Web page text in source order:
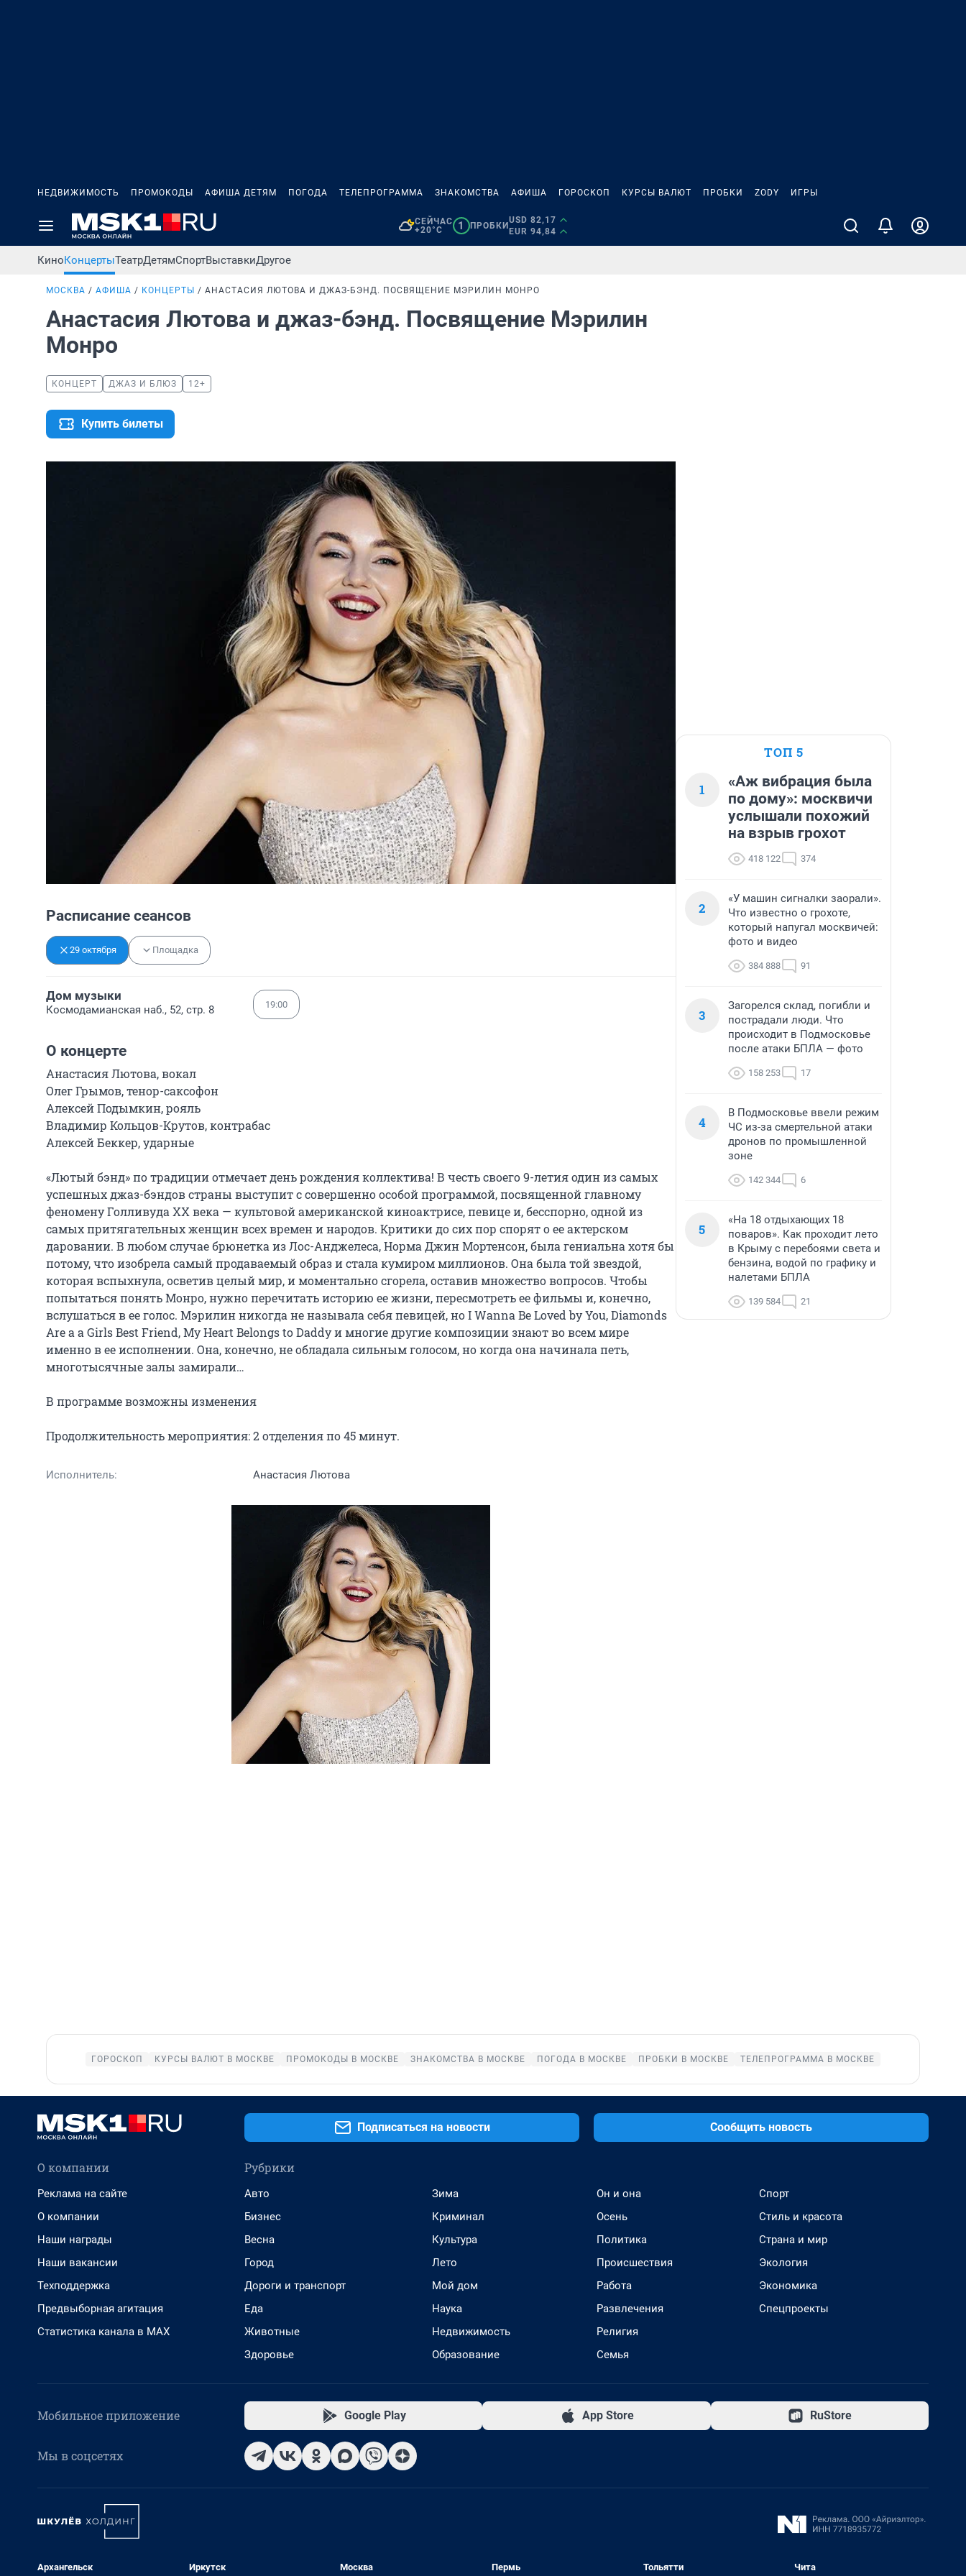
НЕДВИЖИМОСТЬ ПРОМОКОДЫ АФИША ДЕТЯМ ПОГОДА ТЕЛЕПРОГРАММА ЗНАКОМСТВА АФИША ГОРОСКОП КУРСЫ ВАЛЮТ ПРОБКИ ZODY ИГРЫ
СЕЙЧАС
+20°C
1 ПРОБКИ
USD 82,17
EUR 94,84
КиноКонцертыТеатрДетямСпортВыставкиДругое
МОСКВА АФИША КОНЦЕРТЫ АНАСТАСИЯ ЛЮТОВА И ДЖАЗ-БЭНД. ПОСВЯЩЕНИЕ МЭРИЛИН МОНРО
Анастасия Лютова и джаз-бэнд. Посвящение Мэрилин
Монро
КОНЦЕРТ ДЖАЗ И БЛЮЗ 12+
Купить билеты
Расписание сеансов
29 октября Площадка
Дом музыки
Космодамианская наб., 52, стр. 8 19:00
О концерте
Анастасия Лютова, вокал
Олег Грымов, тенор-саксофон
Алексей Подымкин, рояль
Владимир Кольцов-Крутов, контрабас
Алексей Беккер, ударные
«Лютый бэнд» по традиции отмечает день рождения коллектива! В честь своего 9-летия один из самых
успешных джаз-бэндов страны выступит с совершенно особой программой, посвященной главному
феномену Голливуда XX века — культовой американской киноактрисе, певице и, бесспорно, одной из
самых притягательных женщин всех времен и народов. Критики до сих пор спорят о ее актерском
даровании. В любом случае брюнетка из Лос-Анджелеса, Норма Джин Мортенсон, была гениальна хотя бы
потому, что изобрела самый продаваемый образ и стала кумиром миллионов. Она была той звездой,
которая вспыхнула, осветив целый мир, и моментально сгорела, оставив множество вопросов. Чтобы
попытаться понять Монро, нужно перечитать историю ее жизни, пересмотреть ее фильмы и, конечно,
вслушаться в ее голос. Мэрилин никогда не называла себя певицей, но I Wanna Be Loved by You, Diamonds
Are a a Girls Best Friend, My Heart Belongs to Daddy и многие другие композиции знают во всем мире
именно в ее исполнении. Она, конечно, не обладала сильным голосом, но когда она начинала петь,
многотысячные залы замирали…
В программе возможны изменения
Продолжительность мероприятия: 2 отделения по 45 минут.
Исполнитель: Анастасия Лютова
ТОП 5
1
«Аж вибрация была
по дому»: москвичи
услышали похожий
на взрыв грохот
418 122 374
2
«У машин сигналки заорали».
Что известно о грохоте,
который напугал москвичей:
фото и видео
384 888 91
3
Загорелся склад, погибли и
пострадали люди. Что
происходит в Подмосковье
после атаки БПЛА — фото
158 253 17
4
В Подмосковье ввели режим
ЧС из-за смертельной атаки
дронов по промышленной
зоне
142 344 6
5
«На 18 отдыхающих 18
поваров». Как проходит лето
в Крыму с перебоями света и
бензина, водой по графику и
налетами БПЛА
139 584 21
ГОРОСКОП КУРСЫ ВАЛЮТ В МОСКВЕ ПРОМОКОДЫ В МОСКВЕ ЗНАКОМСТВА В МОСКВЕ ПОГОДА В МОСКВЕ ПРОБКИ В МОСКВЕ ТЕЛЕПРОГРАММА В МОСКВЕ
Подписаться на новости Сообщить новость
О компании
Реклама на сайте
О компании
Наши награды
Наши вакансии
Техподдержка
Предвыборная агитация
Статистика канала в MAX
Рубрики
Авто
Бизнес
Весна
Город
Дороги и транспорт
Еда
Животные
Здоровье
Зима
Криминал
Культура
Лето
Мой дом
Наука
Недвижимость
Образование
Он и она
Осень
Политика
Происшествия
Работа
Развлечения
Религия
Семья
Спорт
Стиль и красота
Страна и мир
Экология
Экономика
Спецпроекты
Мобильное приложение Google Play App Store RuStore
Мы в соцсетях
Архангельск Иркутск Москва Пермь Тольятти Чита